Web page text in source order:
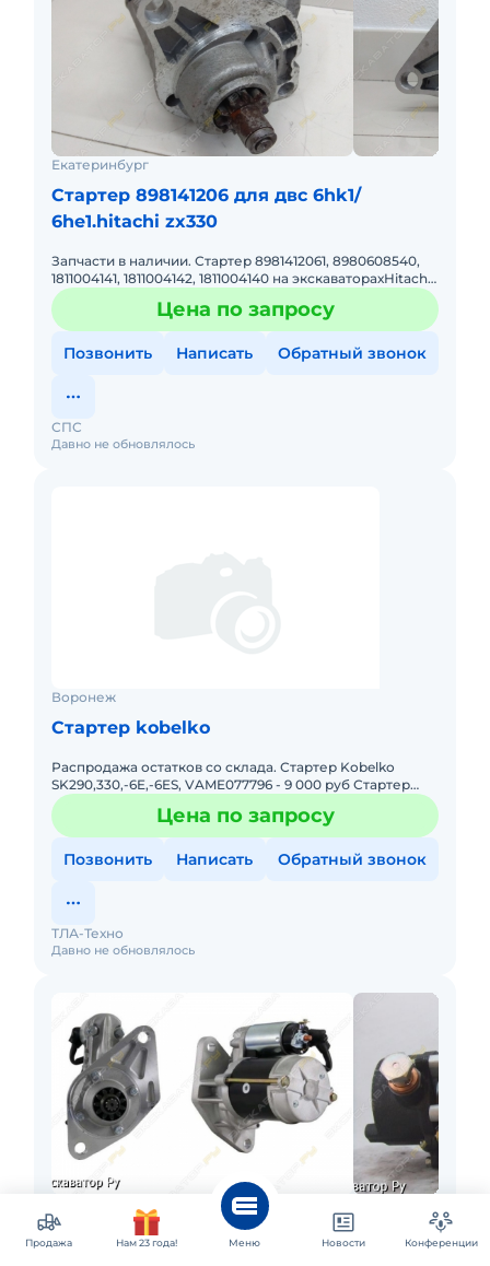
Екатеринбург
Стартер 898141206 для двс 6hk1/
6he1.hitachi zx330
Запчасти в наличии. Стартер 8981412061, 8980608540,
1811004141, 1811004142, 1811004140 на экскаваторахHitachi
ZX330, ZX330LC, ZX350H, ZX350LCH, ZX370MTH, ZX3
Цена по запросу
Позвонить Написать Обратный звонок
Давно не обновлялось
СПС
Воронеж
Стартер kobelko
Распродажа остатков со склада. Стартер Kobelko
SK290,330,-6E,-6ES, VAME077796 - 9 000 руб Стартер
Kobelko SK200,210,250,-6E,-6ES, VAME049303 - 9 000 руб
Цена по запросу
Позвонить Написать Обратный звонок
Давно не обновлялось
ТЛА-Техно
Стартер, генератор td27, bd30, qd32
Продажа Нам 23 года! Меню Новости Конференции